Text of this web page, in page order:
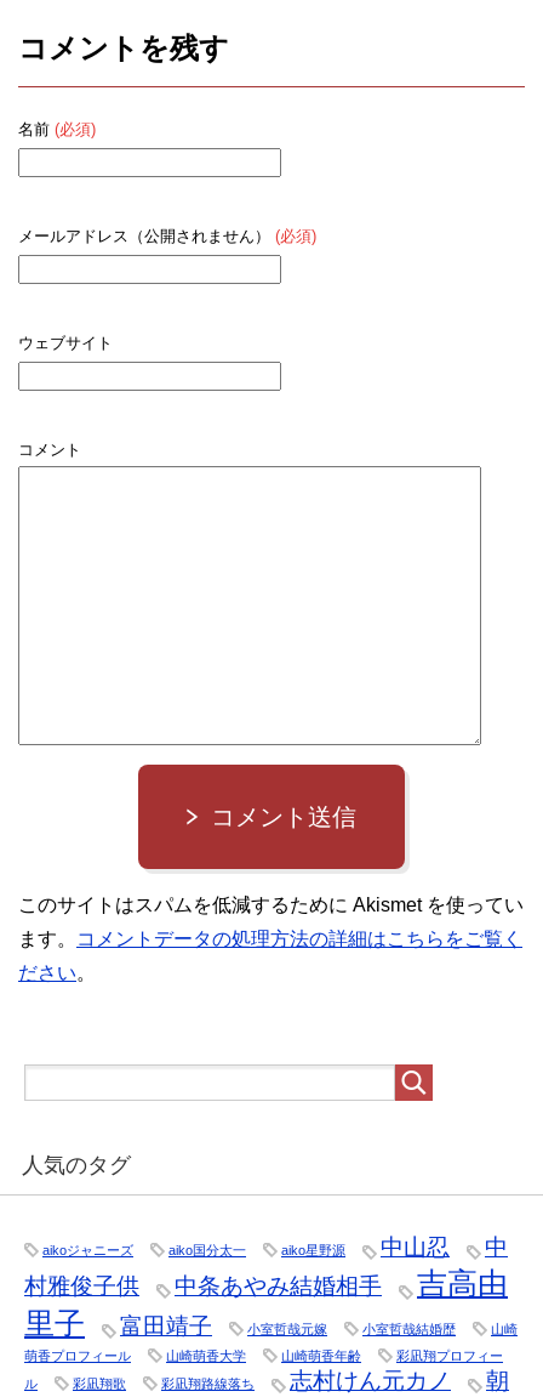
コメントを残す
名前 (必須)
メールアドレス（公開されません） (必須)
ウェブサイト
コメント
コメント送信
このサイトはスパムを低減するために Akismet を使ってい
ます。
コメントデータの処理方法の詳細はこちらをご覧く
ださい。
人気のタグ
aikoジャニーズ aiko国分太一 aiko星野源 中山忍
中
村雅俊子供
中条あやみ結婚相手
吉高由
里子
富田靖子 小室哲哉元嫁 小室哲哉結婚歴
山崎
萌香プロフィール
山崎萌香大学 山崎萌香年齢
彩凪翔プロフィー
ル
彩凪翔歌 彩凪翔路線落ち 志村けん元カノ
朝